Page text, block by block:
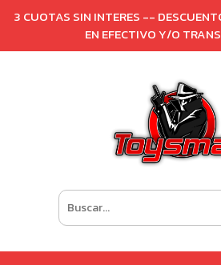
3 CUOTAS SIN INTERES --
EN EFECTIVO Y/O